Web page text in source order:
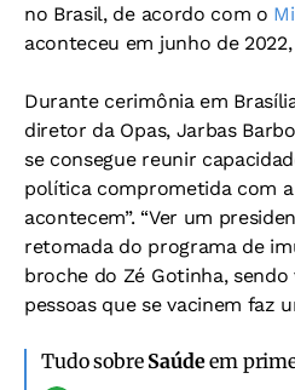
no Brasil, de acordo com o
aconteceu em junho de
Durante cerimônia em
diretor da Opas, Jarbas
se consegue reunir
política comprometida com a
acontecem”. “Ver um
retomada do programa de
broche do Zé Gotinha,
pessoas que se vacinem faz
Tudo sobre Saúdeem